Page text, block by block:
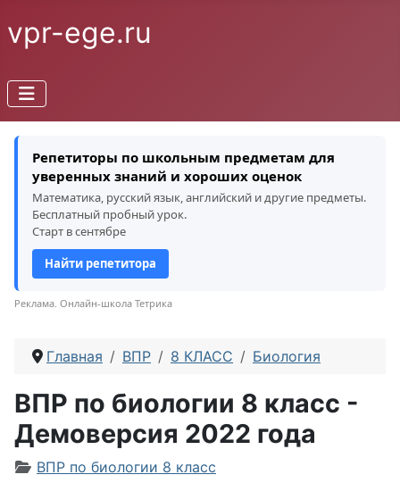
vpr-ege.ru
Репетиторы по школьным предметам для
уверенных знаний и хороших оценок
Математика, русский язык, английский и другие предметы.
Бесплатный пробный урок.
Старт в сентябре
Найти репетитора
Реклама. Онлайн-школа Тетрика
Главная ВПР 8 КЛАСС Биология
ВПР по биологии 8 класс -
Демоверсия 2022 года
Информация о материале
ВПР по биологии 8 класс